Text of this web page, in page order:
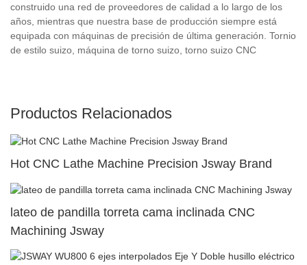
construido una red de proveedores de calidad a lo largo de los
años, mientras que nuestra base de producción siempre está
equipada con máquinas de precisión de última generación. Tornio
de estilo suizo, máquina de torno suizo, torno suizo CNC
Productos Relacionados
Hot CNC Lathe Machine Precision Jsway Brand
lateo de pandilla torreta cama inclinada CNC
Machining Jsway